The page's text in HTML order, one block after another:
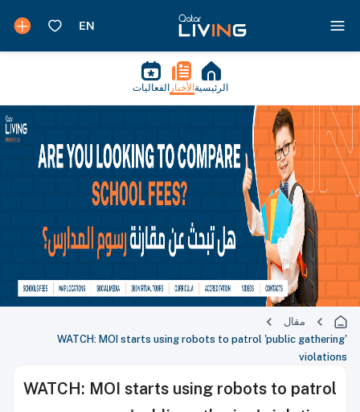
الرئيسية الأخبار الفعاليات
مقال
WATCH: MOI starts using robots to patrol 'public gathering'
violations
WATCH: MOI starts using robots to patrol